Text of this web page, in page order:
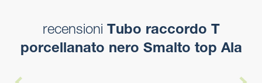
recensioni Tubo raccordo T
porcellanato nero Smalto top Ala